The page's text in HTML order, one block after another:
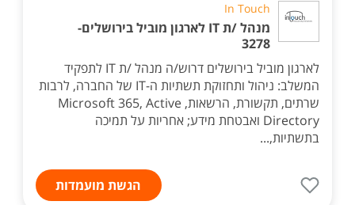
In Touch
מנהל /ת IT לארגון מוביל בירושלים-
3278
לארגון מוביל בירושלים דרוש/ה מנהל /ת IT לתפקיד
המשלב: ניהול ותחזוקת תשתיות ה-IT של החברה, לרבות
שרתים, תקשורת, הרשאות, Microsoft 365, Active
Directory ואבטחת מידע; אחריות על תמיכה
בתשתיות,...
הגשת מועמדות